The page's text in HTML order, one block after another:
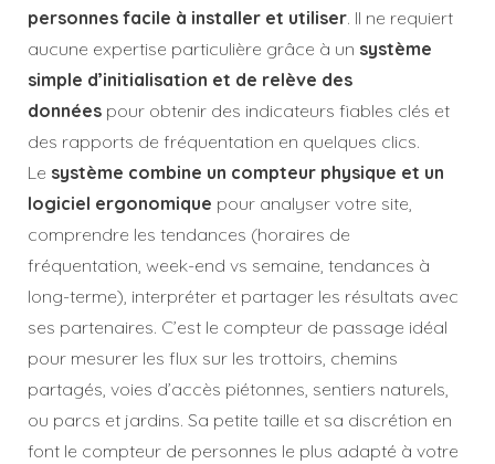
personnes facile à installer et utiliser. Il ne requiert
aucune expertise particulière grâce à un système
simple d’initialisation et de relève des
données pour obtenir des indicateurs fiables clés et
des rapports de fréquentation en quelques clics.
Le système combine un compteur physique et un
logiciel ergonomique pour analyser votre site,
comprendre les tendances (horaires de
fréquentation, week-end vs semaine, tendances à
long-terme), interpréter et partager les résultats avec
ses partenaires. C’est le compteur de passage idéal
pour mesurer les flux sur les trottoirs, chemins
partagés, voies d’accès piétonnes, sentiers naturels,
ou parcs et jardins. Sa petite taille et sa discrétion en
font le compteur de personnes le plus adapté à votre